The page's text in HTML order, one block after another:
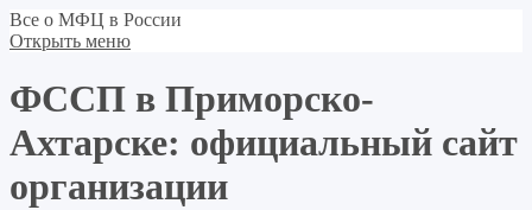
Все о МФЦ в России
Открыть меню
ФССП в Приморско-
Ахтарске: официальный сайт
организации